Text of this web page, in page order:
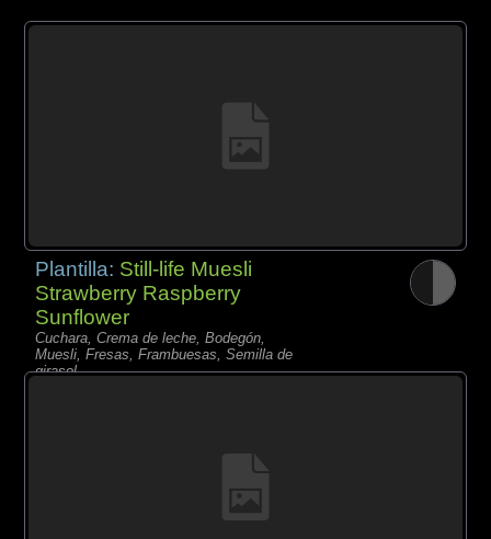
Plantilla: Still-life Muesli
Strawberry Raspberry
Sunflower
Cuchara, Crema de leche, Bodegón,
Muesli, Fresas, Frambuesas, Semilla de
girasol,